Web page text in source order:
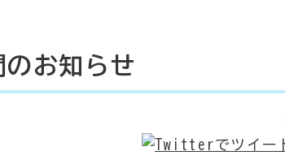
お知らせ